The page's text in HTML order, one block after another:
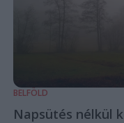
BELFÖLD
Napsütés nélkül